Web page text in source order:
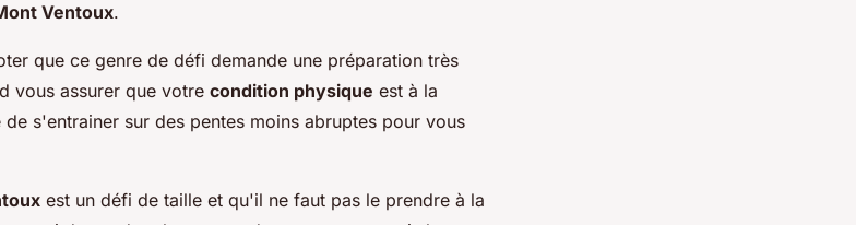
Ventoux.
que ce genre de défi demande une préparation très
vous assurer que votre condition physique est à la
de s'entrainer sur des pentes moins abruptes pour vous
est un défi de taille et qu'il ne faut pas le prendre à la